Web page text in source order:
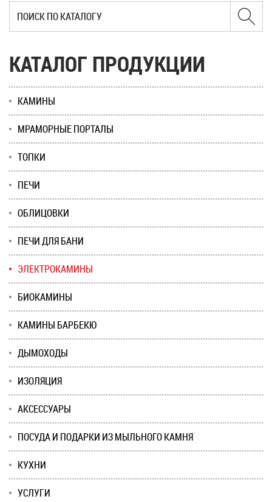
КАТАЛОГ ПРОДУКЦИИ
КАМИНЫ
МРАМОРНЫЕ ПОРТАЛЫ
ТОПКИ
ПЕЧИ
ОБЛИЦОВКИ
ПЕЧИ ДЛЯ БАНИ
ЭЛЕКТРОКАМИНЫ
БИОКАМИНЫ
КАМИНЫ БАРБЕКЮ
ДЫМОХОДЫ
ИЗОЛЯЦИЯ
АКСЕССУАРЫ
ПОСУДА И ПОДАРКИ ИЗ МЫЛЬНОГО КАМНЯ
КУХНИ
УСЛУГИ